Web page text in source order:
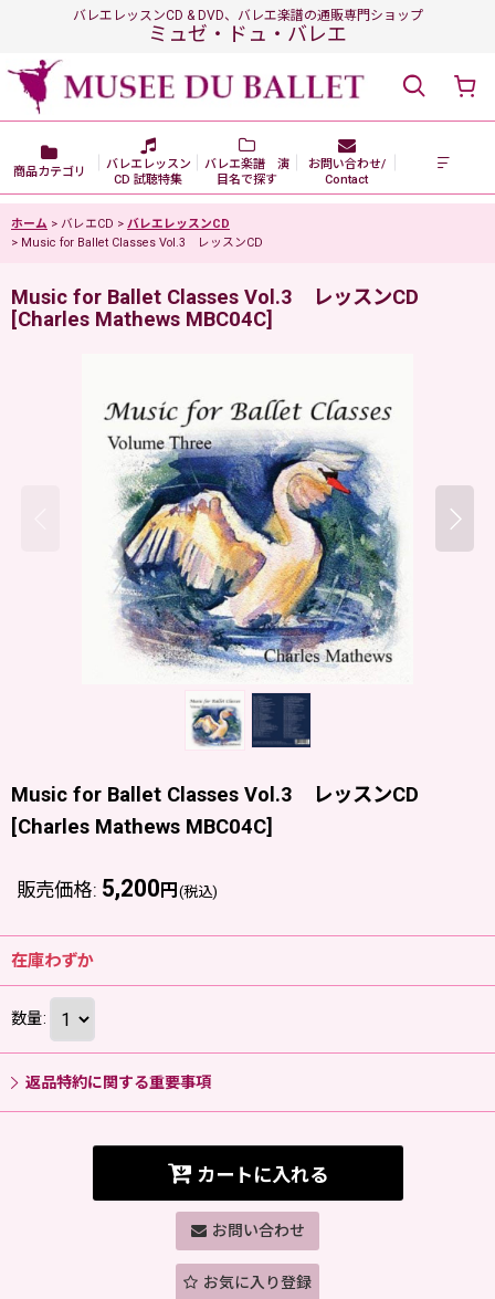
バレエレッスンCD & DVD、バレエ楽譜の通販専門ショップ
ミュゼ・ドュ・バレエ
商品カテゴリ
バレエレッスン
CD 試聴特集
バレエ楽譜 演
目名で探す
お問い合わせ/
Contact
ホーム > バレエCD > バレエレッスンCD
> Music for Ballet Classes Vol.3 レッスンCD
Music for Ballet Classes Vol.3 レッスンCD
[Charles Mathews MBC04C]
Music for Ballet Classes Vol.3 レッスンCD
[Charles Mathews MBC04C]
販売価格: 5,200 円 (税込)
在庫わずか
数量:
返品特約に関する重要事項
カートに入れる
お問い合わせ
お気に入り登録